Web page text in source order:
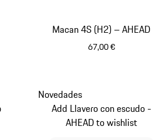
Macan 4S (H2) – AHEAD
67,00 €
Novedades
Add Llavero con escudo -
AHEAD to wishlist